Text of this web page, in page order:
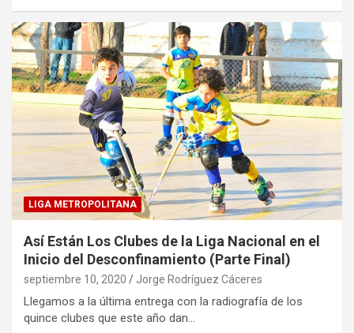
LIGA METROPOLITANA
Así Están Los Clubes de la Liga Nacional en el
Inicio del Desconfinamiento (Parte Final)
septiembre 10, 2020 Jorge Rodríguez Cáceres
Llegamos a la última entrega con la radiografía de los
quince clubes que este año dan…